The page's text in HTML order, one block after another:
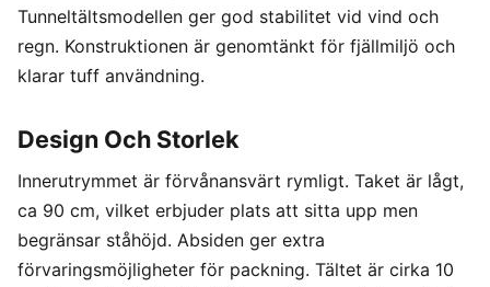
Tunneltältsmodellen ger god stabilitet vid vind och
regn. Konstruktionen är genomtänkt för fjällmiljö och
klarar tuff användning.
Design Och Storlek
Innerutrymmet är förvånansvärt rymligt. Taket är lågt,
ca 90 cm, vilket erbjuder plats att sitta upp men
begränsar ståhöjd. Absiden ger extra
förvaringsmöjligheter för packning. Tältet är cirka 10